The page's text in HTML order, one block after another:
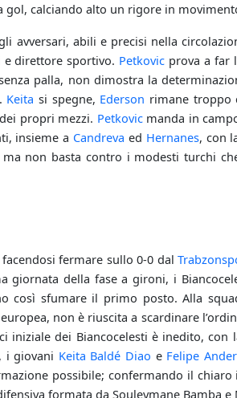
gol, calciando alto un rigore in
avversari, abili e precisi nella
e direttore sportivo. Petkovic prova a far
palla, non dimostra la
Keita si spegne, Ederson rimane troppo
propri mezzi. Petkovicmanda in
insieme a Candreva ed Hernanes, con
non basta contro i modesti turchi
facendosi fermare sullo 0-0 dal
giornata della fase a gironi, i
così sfumare il primo posto. Alla
non è riuscita a scardinare
iniziale dei Biancocelesti è inedito, con
i giovani Keita Baldé Diao e Felipe
possibile; confermando il
formata da Souleymane Bamba e